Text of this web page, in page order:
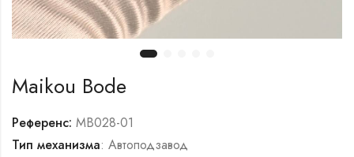
Maikou Bode
Референс: MB028-01
Тип механизма: Автоподзавод